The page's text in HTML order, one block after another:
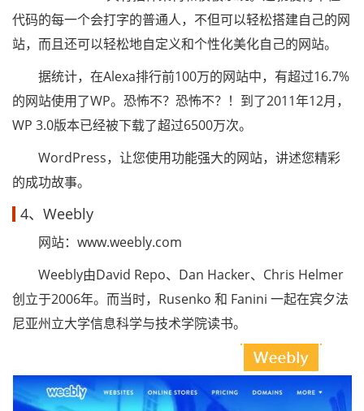
代码的每一个会打字的普通人，不但可以轻松搭建自己的网
站，而且还可以轻松地自定义和个性化美化自己的网站。
据统计，在Alexa排行前100万的网站中，有超过16.7%
的网站使用了WP。恐怖不？恐怖不？！到了2011年12月，
WP 3.0版本已经被下载了超过6500万次。
WordPress，让您使用功能强大的网站，讲述您精彩
的成功故事。
4、Weebly
网站：www.weebly.com
Weebly由David Repo、Dan Hacker、Chris Helmer
创立于2006年。而当时，Rusenko 和 Fanini 一起在宾夕法
尼亚州立大学信息科学与技术学院读书。